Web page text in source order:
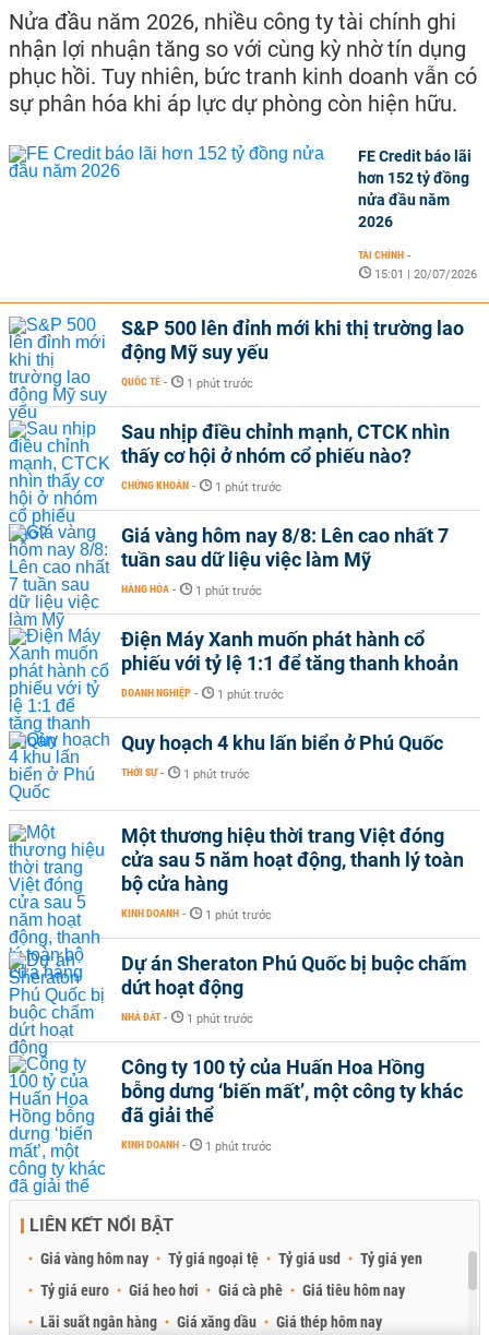
Nửa đầu năm 2026, nhiều công ty tài chính ghi
nhận lợi nhuận tăng so với cùng kỳ nhờ tín dụng
phục hồi. Tuy nhiên, bức tranh kinh doanh vẫn có
sự phân hóa khi áp lực dự phòng còn hiện hữu.
FE Credit báo lãi
hơn 152 tỷ đồng
nửa đầu năm
2026
TÀI CHÍNH -
15:01 | 20/07/2026
S&P 500 lên đỉnh mới khi thị trường lao
động Mỹ suy yếu
QUỐC TẾ - 1 phút trước
Sau nhịp điều chỉnh mạnh, CTCK nhìn
thấy cơ hội ở nhóm cổ phiếu nào?
CHỨNG KHOÁN - 1 phút trước
Giá vàng hôm nay 8/8: Lên cao nhất 7
tuần sau dữ liệu việc làm Mỹ
HÀNG HÓA - 1 phút trước
Điện Máy Xanh muốn phát hành cổ
phiếu với tỷ lệ 1:1 để tăng thanh khoản
DOANH NGHIỆP - 1 phút trước
Quy hoạch 4 khu lấn biển ở Phú Quốc
THỜI SỰ - 1 phút trước
Một thương hiệu thời trang Việt đóng
cửa sau 5 năm hoạt động, thanh lý toàn
bộ cửa hàng
KINH DOANH - 1 phút trước
Dự án Sheraton Phú Quốc bị buộc chấm
dứt hoạt động
NHÀ ĐẤT - 1 phút trước
Công ty 100 tỷ của Huấn Hoa Hồng
bỗng dưng ‘biến mất’, một công ty khác
đã giải thể
KINH DOANH - 1 phút trước
LIÊN KẾT NỔI BẬT
Giá vàng hôm nay Tỷ giá ngoại tệ Tỷ giá usd
Tỷ giá yen
Tỷ giá euro
Giá heo hơi Giá cà phê
Giá tiêu hôm nay
Lãi suất ngân hàng
Giá xăng dầu Giá thép hôm nay